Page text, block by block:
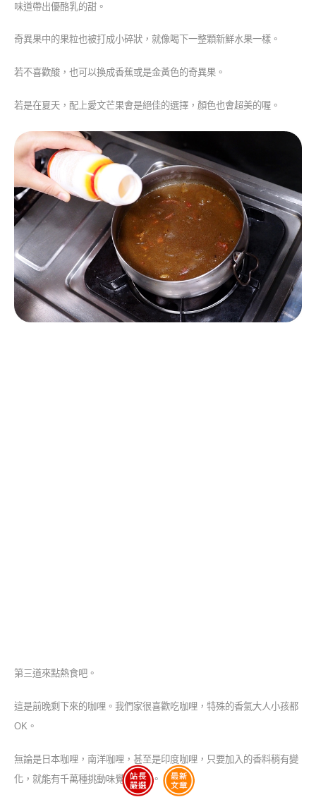
味道帶出優酪乳的甜。
奇異果中的果粒也被打成小碎狀，就像喝下一整顆新鮮水果一樣。
若不喜歡酸，也可以換成香蕉或是金黃色的奇異果。
若是在夏天，配上愛文芒果會是絕佳的選擇，顏色也會超美的喔。
第三道來點熱食吧。
這是前晚剩下來的咖哩。我們家很喜歡吃咖哩，特殊的香氣大人小孩都
OK。
無論是日本咖哩，南洋咖哩，甚至是印度咖哩，只要加入的香料稍有變
化，就能有千萬種挑動味覺的旋律。